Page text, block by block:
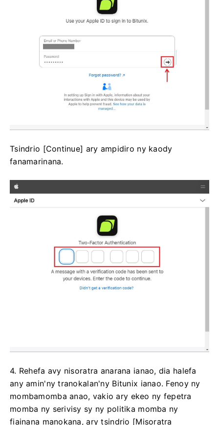
Tsindrio [Continue] ary ampidiro ny kaody
fanamarinana.
4. Rehefa avy nisoratra anarana ianao, dia halefa
any amin'ny tranokalan'ny Bitunix ianao. Fenoy ny
mombamomba anao, vakio ary ekeo ny fepetra
momba ny serivisy sy ny politika momba ny
fiainana manokana, ary tsindrio [Misoratra